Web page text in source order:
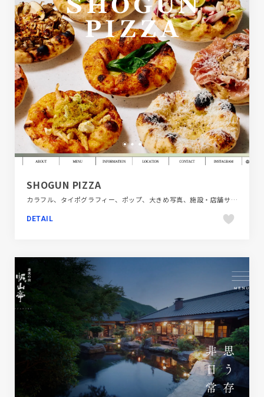
SHOGUN PIZZA
カラフル、タイポグラフィー、ポップ、大きめ写真、施設・店舗サイト、飲食店・グルメ・ウェディング
DETAIL